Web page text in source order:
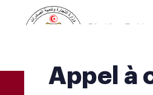
À PROPOS
Appel à